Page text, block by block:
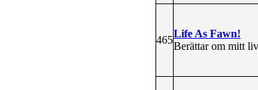
465
Life As Fawn!
Berättar om mitt